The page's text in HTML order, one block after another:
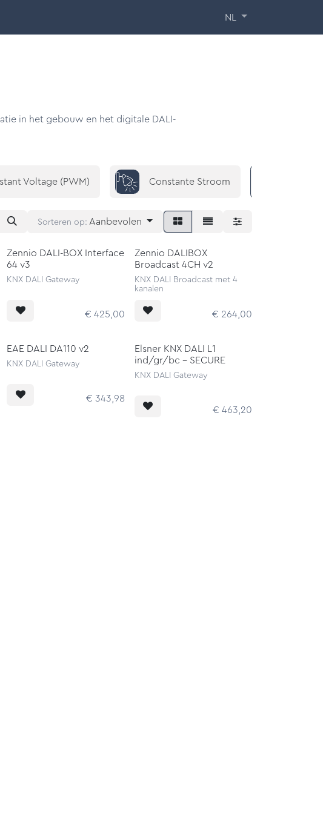
NL
in het gebouw en het digitale DALI-
Voltage (PWM) Constante Stroom
Sorteren op: Aanbevolen
Zennio DALI-BOX Interface
64 v3
KNX DALI Gateway
€ 425,00
Zennio DALIBOX
Broadcast 4CH v2
KNX DALI Broadcast met 4
kanalen
€ 264,00
EAE DALI DA110 v2
KNX DALI Gateway
€ 343,98
Elsner KNX DALI L1
ind/gr/bc - SECURE
KNX DALI Gateway
€ 463,20